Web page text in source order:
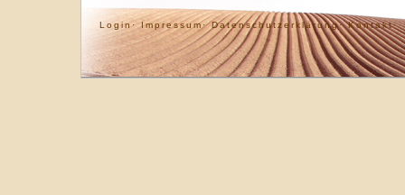
Login· Impressum· Datenschutzerklärung· Kontakt·